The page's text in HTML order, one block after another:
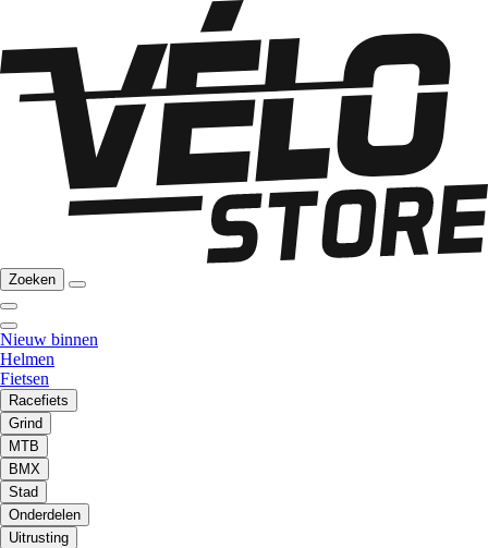
Zoeken
Nieuw binnen
Helmen
Fietsen
Racefiets
Grind
MTB
BMX
Stad
Onderdelen
Uitrusting